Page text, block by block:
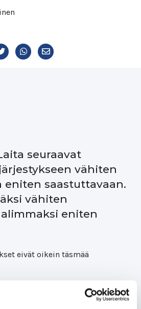
Jaa
Twitteriin
Jaa
WhatsAppiin
seuraavat
vähiten
eniten saastuttavaan.
vähiten
eniten
eivät oikein täsmää